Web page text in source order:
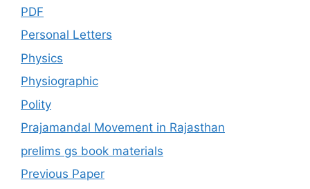
PDF
Personal Letters
Physics
Physiographic
Polity
Prajamandal Movement in Rajasthan
prelims gs book materials
Previous Paper